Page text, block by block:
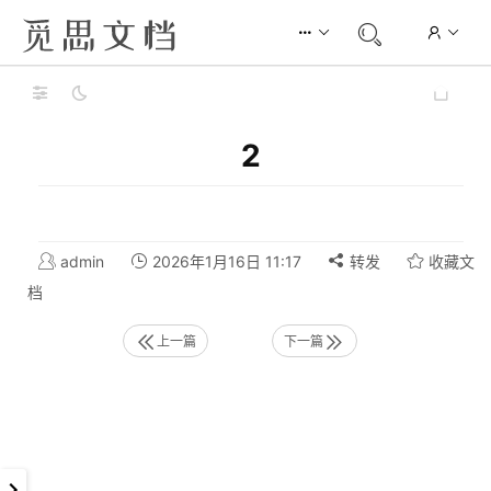
2
admin 2026年1月16日 11:17 转发
收藏文
档
上一篇 下一篇